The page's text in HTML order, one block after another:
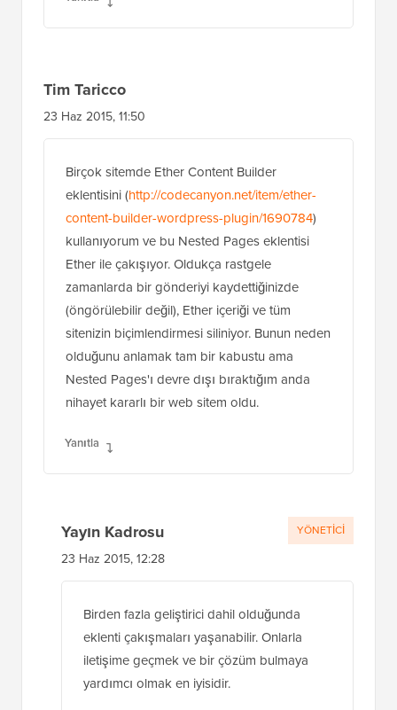
Tim Taricco
23 Haz 2015, 11:50
Birçok sitemde Ether Content Builder
eklentisini (http://codecanyon.net/item/ether-
content-builder-wordpress-plugin/1690784)
kullanıyorum ve bu Nested Pages eklentisi
Ether ile çakışıyor. Oldukça rastgele
zamanlarda bir gönderiyi kaydettiğinizde
(öngörülebilir değil), Ether içeriği ve tüm
sitenizin biçimlendirmesi siliniyor. Bunun neden
olduğunu anlamak tam bir kabustu ama
Nested Pages'ı devre dışı bıraktığım anda
nihayet kararlı bir web sitem oldu.
Yanıtla
Yayın Kadrosu
23 Haz 2015, 12:28
Birden fazla geliştirici dahil olduğunda
eklenti çakışmaları yaşanabilir. Onlarla
iletişime geçmek ve bir çözüm bulmaya
yardımcı olmak en iyisidir.
YÖNETICI